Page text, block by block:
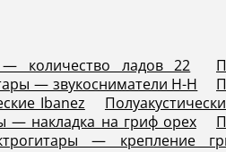
— количество ладов 22
— звукосниматели H-H
Ibanez
— накладка на гриф орех
— крепление